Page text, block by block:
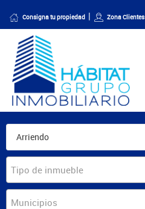
Consigna tu propiedad Zona Clientes
Tipo de inmueble
Municipios